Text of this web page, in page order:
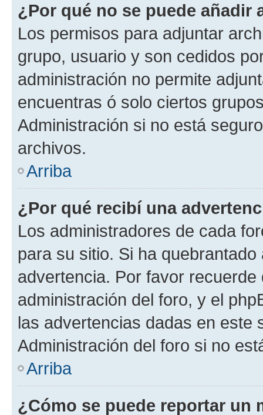
¿Por qué no se puede añadir
Los permisos para adjuntar
grupo, usuario y son cedidos
administración no permite
encuentras ó solo ciertos
Administración si no está
archivos.
Arriba
¿Por qué recibí una
Los administradores de cada
para su sitio. Si ha
advertencia. Por favor
administración del foro, y el
las advertencias dadas en este
Administración del foro si no
Arriba
¿Cómo se puede reportar un